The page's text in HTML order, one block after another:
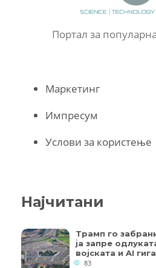
Портал за
Маркетинг
Импресум
Услови за користење
Најчитани
Трамп го
ја запре
војската и AI
83